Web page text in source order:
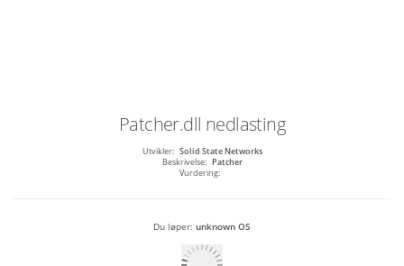
Patcher.dll nedlasting
Utvikler: Solid State Networks
Beskrivelse: Patcher
Vurdering:
Du løper: unknown OS